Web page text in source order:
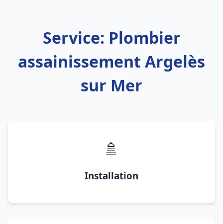
Service: Plombier
assainissement Argelès
sur Mer
🚿
Installation